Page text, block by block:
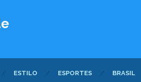
ESTILO ESPORTES BRASIL